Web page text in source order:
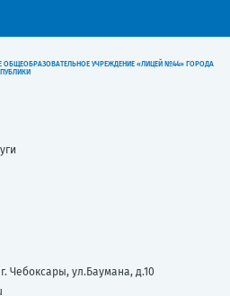
УЧРЕЖДЕНИЕ «ЛИЦЕЙ №44» ГОРОДА
Чебоксары, ул.Баумана, д.10